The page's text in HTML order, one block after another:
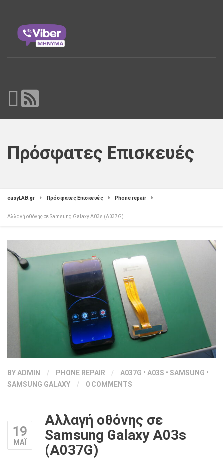
Πρόσφατες Επισκευές
easyLAB.gr Πρόσφατες Επισκευές Phone repair
Αλλαγή οθόνης σε Samsung Galaxy A03s (A037G)
BYADMIN / PHONE REPAIR / A037G • A03S • SAMSUNG •
SAMSUNG GALAXY
/ 0 COMMENTS
19
ΜΑΪ
Αλλαγή οθόνης σε
Samsung Galaxy A03s
(A037G)